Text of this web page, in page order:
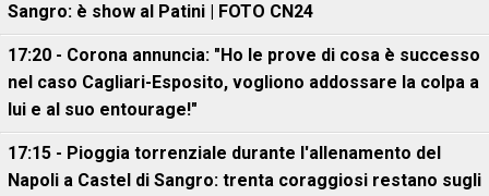
Sangro: è show al Patini | FOTO CN24
17:20 - Corona annuncia: "Ho le prove di cosa è successo
nel caso Cagliari-Esposito, vogliono addossare la colpa a
lui e al suo entourage!"
17:15 - Pioggia torrenziale durante l'allenamento del
Napoli a Castel di Sangro: trenta coraggiosi restano sugli